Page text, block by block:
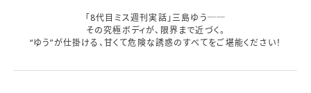
「8代目ミス週刊実話」三島ゆう──
その究極ボディが、限界まで近づく。
“ゆう”が仕掛ける、甘くて危険な誘惑のすべてをご堪能ください！